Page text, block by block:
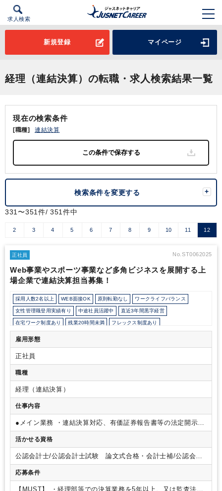
求人検索
新規登録 マイページ
経理（連結決算）の転職・求人検索結果一覧
2 3 4 5 6 7 8 9 10 11 12
正社員 No.ST0062025
Web事業やスポーツ事業など多角ビジネスを展開する上
場企業で連結決算担当募集！
採用人数2名以上 WEB面接OK 原則転勤なし ワークライフバランス
女性管理職登用実績有り 中途社員活躍中 直近3年間黒字経営
在宅ワーク制度あり 残業20時間未満 フレックス制度あり
女性活躍中 オフィスカジュアルOK Wワーク可能（副業禁止規定なし）
持株会・ストックオプションあり
雇用形態
正社員
職種
経理（連結決算）
仕事内容
●メイン業務 ・連結決算対応、有価証券報告書等の法定開示書
類作成及び監査法人対応、また、DeNAの各事業部門もしくは
国内子会社に関わる経理業務全般
人対応等 ・子会社決算及び事業経理対応（月次／四半期・年
度決算） ・各事業部門／子会社の新規サービス・新規スキー
ム導入時のサポート
スの立ち上げ、システム対応）・管理会計サポート等 ●その
他業務・M＆A、新規事業立上げ時の経理・税務面からの事業
活かせる資格
公認会計士/公認会計士試験 論文式合格・会計士補/公認会計
士試験 短答式合格/USCPA/日商簿記 １級
応募条件
【MUST】
・経理部等での決算業務を5年以上、又は監査法人
現在の検索条件
[職種] 連結決算
検索条件を変更する
331〜351件/ 351件中